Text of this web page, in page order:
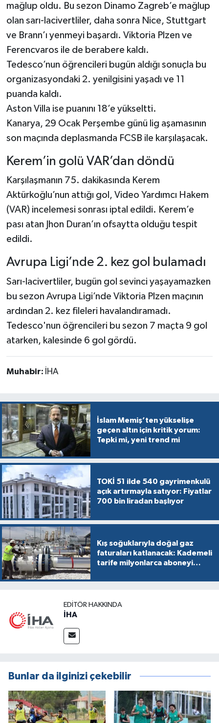
mağlup oldu. Bu sezon Dinamo Zagreb’e mağlup
olan sarı-lacivertliler, daha sonra Nice, Stuttgart
ve Brann’ı yenmeyi başardı. Viktoria Plzen ve
Ferencvaros ile de berabere kaldı.
Tedesco’nun öğrencileri bugün aldığı sonuçla bu
organizasyondaki 2. yenilgisini yaşadı ve 11
puanda kaldı.
Aston Villa ise puanını 18’e yükseltti.
Kanarya, 29 Ocak Perşembe günü lig aşamasının
son maçında deplasmanda FCSB ile karşılaşacak.
Kerem’in golü VAR’dan döndü
Karşılaşmanın 75. dakikasında Kerem
Aktürkoğlu’nun attığı gol, Video Yardımcı Hakem
(VAR) incelemesi sonrası iptal edildi. Kerem’e
pası atan Jhon Duran’ın ofsaytta olduğu tespit
edildi.
Avrupa Ligi’nde 2. kez gol bulamadı
Sarı-lacivertliler, bugün gol sevinci yaşayamazken
bu sezon Avrupa Ligi’nde Viktoria Plzen maçının
ardından 2. kez fileleri havalandıramadı.
Tedesco'nun öğrencileri bu sezon 7 maçta 9 gol
atarken, kalesinde 6 gol gördü.
Muhabir: İHA
İslam Memiş’ten yükselişe
geçen altın için kritik yorum:
Tepki mi, yeni trend mi
TOKİ 51 ilde 540 gayrimenkulü
açık artırmayla satıyor: Fiyatlar
700 bin liradan başlıyor
Kış soğuklarıyla doğal gaz
faturaları katlanacak: Kademeli
tarife milyonlarca aboneyi
EDITÖR HAKKINDA
İHA
Bunlar da ilginizi çekebilir